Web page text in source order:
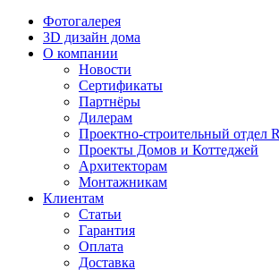
Фотогалерея
3D дизайн дома
О компании
Новости
Сертификаты
Партнёры
Дилерам
Проектно-строительный
Проекты Домов и Коттеджей
Архитекторам
Монтажникам
Клиентам
Статьи
Гарантия
Оплата
Доставка